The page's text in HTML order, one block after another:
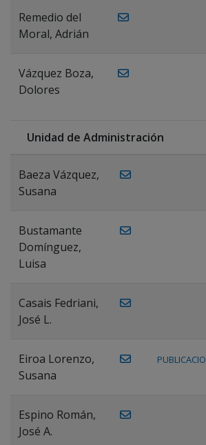
Remedio del
Moral, Adrián
Vázquez Boza,
Dolores
Unidad de Administración
Baeza Vázquez,
Susana
Bustamante
Domínguez,
Luisa
Casais Fedriani,
José L.
Eiroa Lorenzo,
Susana
Espino Román,
José A.